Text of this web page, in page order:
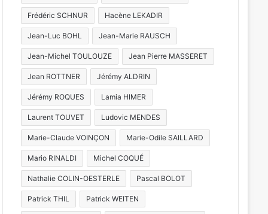
Frédéric SCHNUR Hacène LEKADIR
Jean-Luc BOHL Jean-Marie RAUSCH
Jean-Michel TOULOUZE Jean Pierre MASSERET
Jean ROTTNER Jérémy ALDRIN
Jérémy ROQUES Lamia HIMER
Laurent TOUVET Ludovic MENDES
Marie-Claude VOINÇON Marie-Odile SAILLARD
Mario RINALDI Michel COQUÉ
Nathalie COLIN-OESTERLE Pascal BOLOT
Patrick THIL Patrick WEITEN